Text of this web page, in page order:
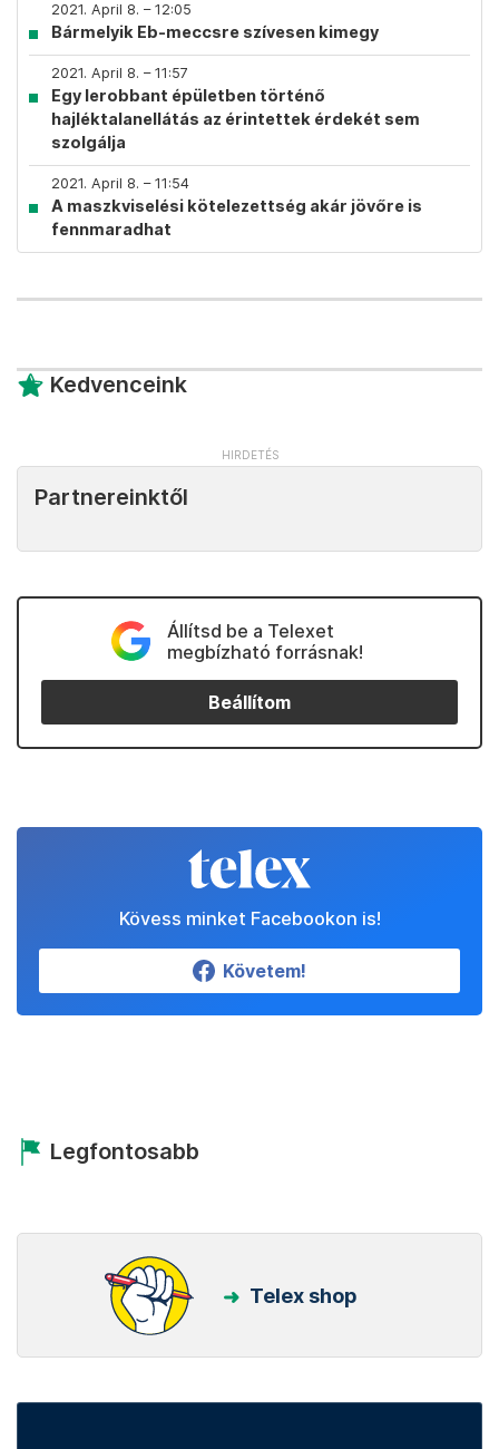
2021. April 8. – 12:05
Bármelyik Eb-meccsre szívesen kimegy
2021. April 8. – 11:57
Egy lerobbant épületben történő
hajléktalanellátás az érintettek érdekét sem
szolgálja
2021. April 8. – 11:54
A maszkviselési kötelezettség akár jövőre is
fennmaradhat
Kedvenceink
Partnereinktől
Állítsd be a Telexet
megbízható forrásnak!
Beállítom
Kövess minket Facebookon is!
Követem!
Legfontosabb
Telex shop